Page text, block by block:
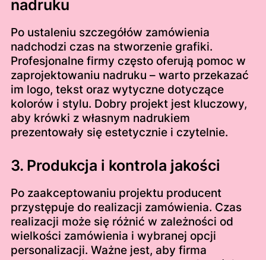
nadruku
Po ustaleniu szczegółów zamówienia
nadchodzi czas na stworzenie grafiki.
Profesjonalne firmy często oferują pomoc w
zaprojektowaniu nadruku – warto przekazać
im logo, tekst oraz wytyczne dotyczące
kolorów i stylu. Dobry projekt jest kluczowy,
aby krówki z własnym nadrukiem
prezentowały się estetycznie i czytelnie.
3. Produkcja i kontrola jakości
Po zaakceptowaniu projektu producent
przystępuje do realizacji zamówienia. Czas
realizacji może się różnić w zależności od
wielkości zamówienia i wybranej opcji
personalizacji. Ważne jest, aby firma